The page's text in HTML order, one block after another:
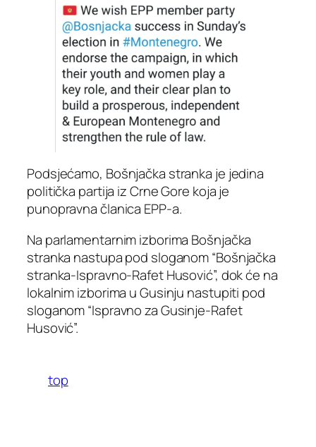
Podsjećamo, Bošnjačka stranka je jedina
politička partija iz Crne Gore koja je
punopravna članica EPP-a.
Na parlamentarnim izborima Bošnjačka
stranka nastupa pod sloganom “Bošnjačka
stranka-Ispravno-Rafet Husović”, dok će na
lokalnim izborima u Gusinju nastupiti pod
sloganom “Ispravno za Gusinje-Rafet
Husović”.
top